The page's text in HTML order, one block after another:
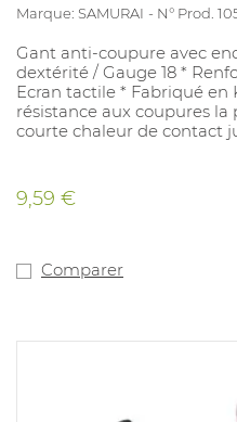
Marque: SAMURAI N° Prod.
Gant anti-coupure avec
dextérité / Gauge 18 *
Ecran tactile * Fabriqué en
résistance aux coupures la
courte chaleur de contact
9,59 €
Comparer